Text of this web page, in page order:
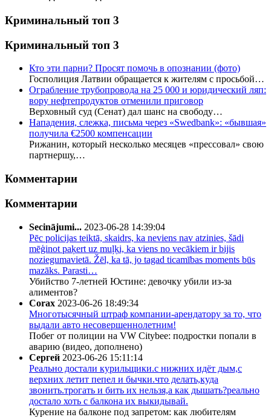
Криминальный топ 3
Криминальный топ 3
Кто эти парни? Просят помочь в опознании (фото)
Госполиция Латвии обращается к жителям с просьбой…
Ограбление трубопровода на 25 000 и юридический ляп:
вору нефтепродуктов отменили приговор
Верховный суд (Сенат) дал шанс на свободу…
Нападения, слежка, письма через «Swedbank»: «бывшая»
получила €2500 компенсации
Рижанин, который несколько месяцев «прессовал» свою
партнершу,…
Комментарии
Комментарии
Secinājumi... 2023-06-28 14:39:04
Pēc policijas teiktā, skaidrs, ka neviens nav atzinies, šādi
mēģinot paķert uz muļķi, ka viens no vecākiem ir bijis
noziegumavietā. Žēl, ka tā, jo tagad ticamības moments būs
mazāks. Parasti…
Убийство 7-летней Юстине: девочку убили из-за
алиментов?
Corax 2023-06-26 18:49:34
Многотысячный штраф компании-арендатору за то, что
выдали авто несовершеннолетним!
Побег от полиции на VW Citybee: подростки попали в
аварию (видео, дополнено)
Сергей 2023-06-26 15:11:14
Реально достали курильщики.с нижних идёт дым,с
верхних летит пепел и бычки.что делать,куда
звонить.трогать и бить их нельзя,а как дышать?реально
достало хоть с балкона их выкидывай.
Курение на балконе под запретом: как любителям